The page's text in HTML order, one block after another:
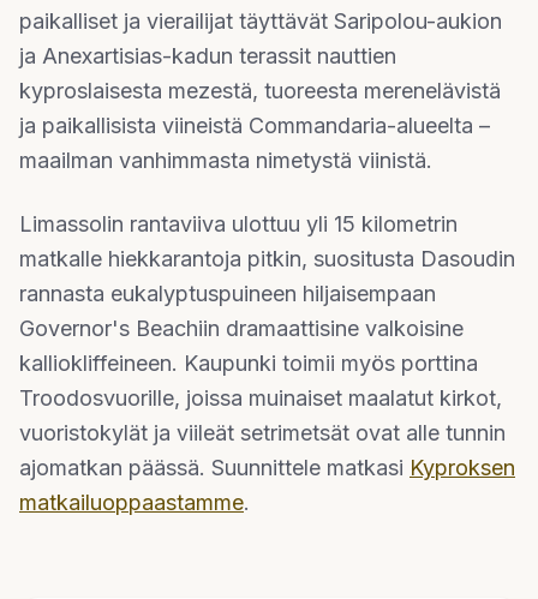
paikalliset ja vierailijat täyttävät Saripolou-aukion
ja Anexartisias-kadun terassit nauttien
kyproslaisesta mezestä, tuoreesta merenelävistä
ja paikallisista viineistä Commandaria-alueelta –
maailman vanhimmasta nimetystä viinistä.
Limassolin rantaviiva ulottuu yli 15 kilometrin
matkalle hiekkarantoja pitkin, suositusta Dasoudin
rannasta eukalyptuspuineen hiljaisempaan
Governor's Beachiin dramaattisine valkoisine
kalliokliffeineen. Kaupunki toimii myös porttina
Troodosvuorille, joissa muinaiset maalatut kirkot,
vuoristokylät ja viileät setrimetsät ovat alle tunnin
ajomatkan päässä. Suunnittele matkasi Kyproksen
matkailuoppaastamme.